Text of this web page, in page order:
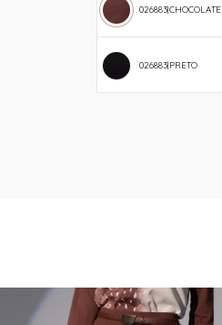
026883|CHOCOLATE
026883|PRETO